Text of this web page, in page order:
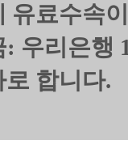
유료수속
우리은행
합니다.